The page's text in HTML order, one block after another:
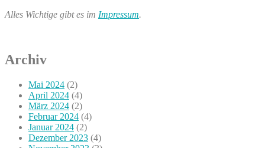
Alles Wichtige gibt es im Impressum.
Archiv
Mai 2024 (2)
April 2024 (4)
März 2024 (2)
Februar 2024 (4)
Januar 2024 (2)
Dezember 2023 (4)